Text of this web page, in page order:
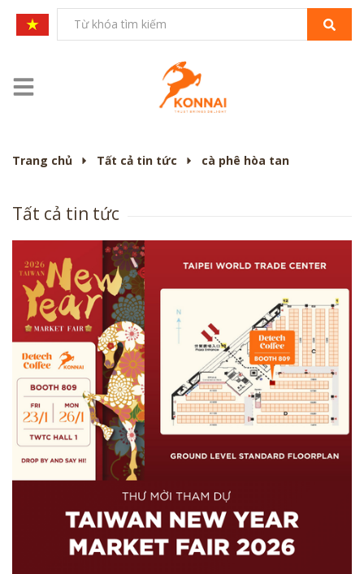
Trang chủ Tất cả tin tức cà phê hòa tan
Tất cả tin tức